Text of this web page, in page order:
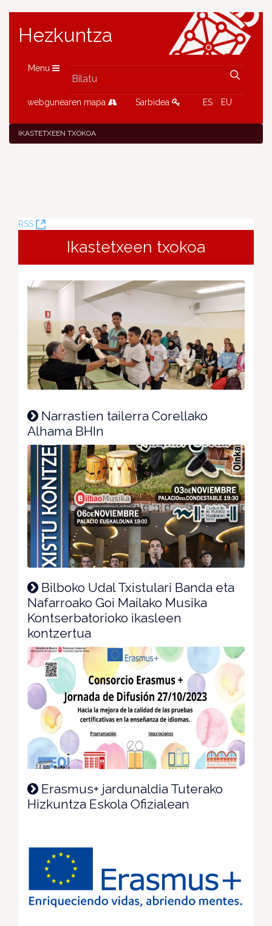
Hezkuntza
Menu
webgunearen mapa Sarbidea ES EU
IKASTETXEEN TXOKOA
RSS
(Leiho
Ikastetxeen txokoa
Narrastien tailerra Corellako
Alhama BHIn
Bilboko Udal Txistulari Banda eta
Nafarroako Goi Mailako Musika
Kontserbatorioko ikasleen
kontzertua
Erasmus+ jardunaldia Tuterako
Hizkuntza Eskola Ofizialean